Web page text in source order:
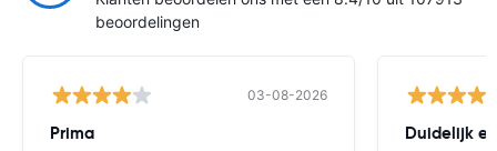
beoordelingen
03-08-2026
Prima Duidelijk